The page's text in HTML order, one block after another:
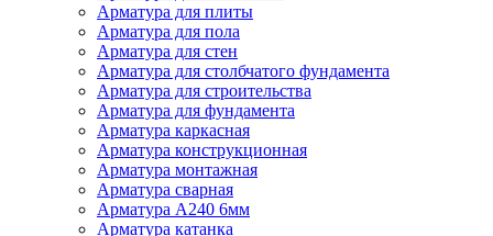
Арматура для плиты
Арматура для пола
Арматура для стен
Арматура для столбчатого фундамента
Арматура для строительства
Арматура для фундамента
Арматура каркасная
Арматура конструкционная
Арматура монтажная
Арматура сварная
Арматура А240 6мм
Арматура катанка